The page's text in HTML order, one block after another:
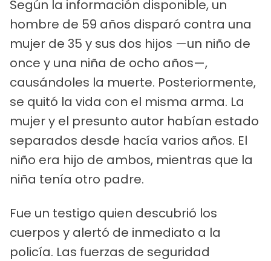
Según la información disponible, un
hombre de 59 años disparó contra una
mujer de 35 y sus dos hijos —un niño de
once y una niña de ocho años—,
causándoles la muerte. Posteriormente,
se quitó la vida con el misma arma. La
mujer y el presunto autor habían estado
separados desde hacía varios años. El
niño era hijo de ambos, mientras que la
niña tenía otro padre.
Fue un testigo quien descubrió los
cuerpos y alertó de inmediato a la
policía. Las fuerzas de seguridad